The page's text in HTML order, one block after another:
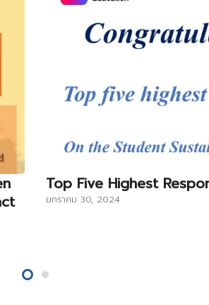
Top Five Highest
มกราคม 30, 2024